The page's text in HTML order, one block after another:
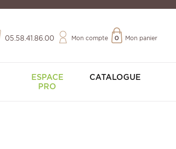
05.58.41.86.00 Mon compte Mon panier
0
ESPACE
PRO
CATALOGUE